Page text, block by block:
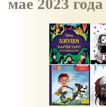
мае 2023 года